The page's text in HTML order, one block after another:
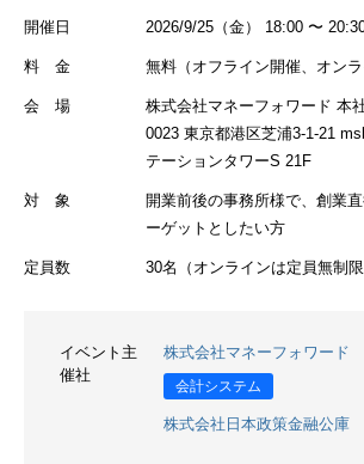
開催日 2026/9/25（金） 18:00 〜
料 金 無料（オフライン開催、オンラ
会 場
株式会社マネーフォワード 本
0023 東京都港区芝浦3-1-21
テーションタワーS 21F
対 象
開業前後の事務所様で、創業
ーゲットとしたい方
定員数 30名（オンラインは定員無制限
イベント主
催社
株式会社マネーフォワード
会計システム
株式会社日本政策金融公庫